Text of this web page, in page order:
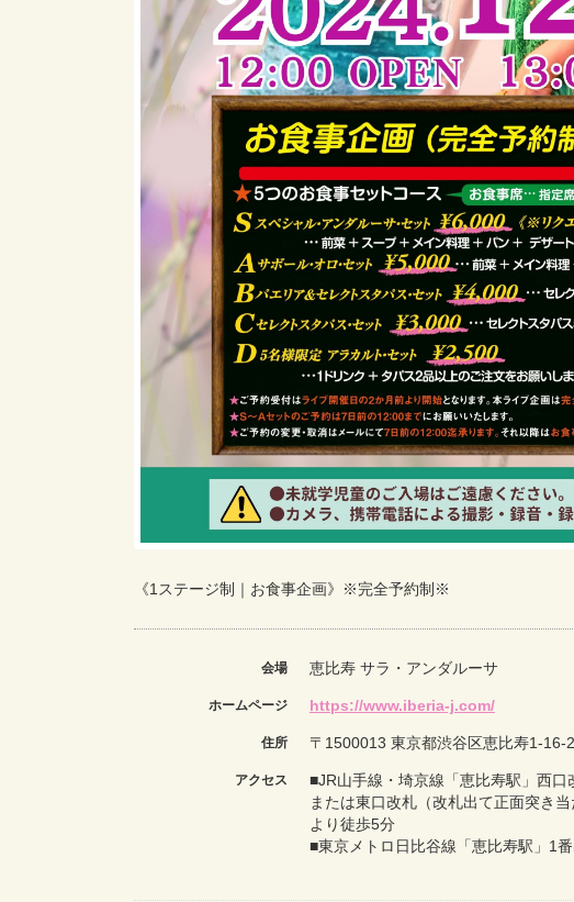
《1ステージ制｜お食事企画》※完全予約制※
会場 恵比寿 サラ・アンダルーサ
ホームページ https://www.iberia-j.com/
住所 〒1500013 東京都渋谷区恵比寿1-
アクセス
■JR山手線・埼京線「恵比寿駅」西口
または東口改札（改札出て正面突き当
より徒歩5分
■東京メトロ日比谷線「恵比寿駅」1